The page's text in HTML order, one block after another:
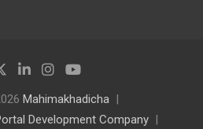
Mahimakhadicha
Development Company